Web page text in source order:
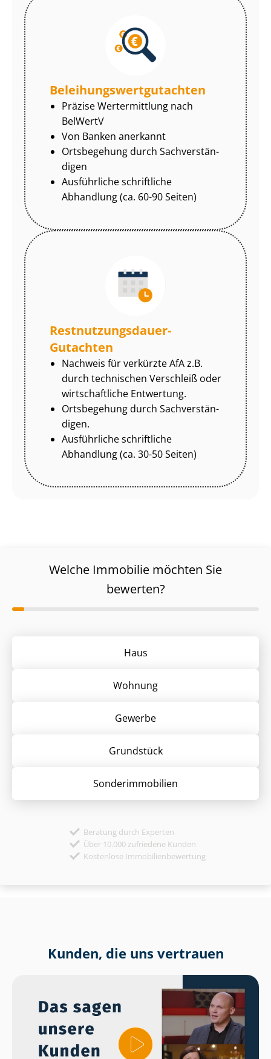
Be­lei­hungs­wert­gut­ach­ten
Präzise Wertermittlung nach
BelWertV
Von Banken anerkannt
Ortsbegehung durch Sach­ver­stän­
di­gen
Ausführliche schriftliche
Abhandlung (ca. 60-90 Seiten)
Rest­nut­zungs­dau­er-
Gutachten
Nachweis für verkürzte AfA z.B.
durch technischen Verschleiß oder
wirtschaftliche Entwertung.
Ortsbegehung durch Sach­ver­stän­
di­gen.
Ausführliche schriftliche
Abhandlung (ca. 30-50 Seiten)
Welche Immobilie möchten Sie
bewerten?
Haus
Wohnung
Gewerbe
Grund­stück
Sonder­immobilien
Beratung durch Experten
Über 10.000 zufriedene Kunden
Kostenlose Immobilienbewertung
Kunden, die uns vertrauen